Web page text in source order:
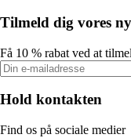
Tilmeld dig vores
Få 10 % rabat ved at
Hold kontakten
Find os på sociale medier